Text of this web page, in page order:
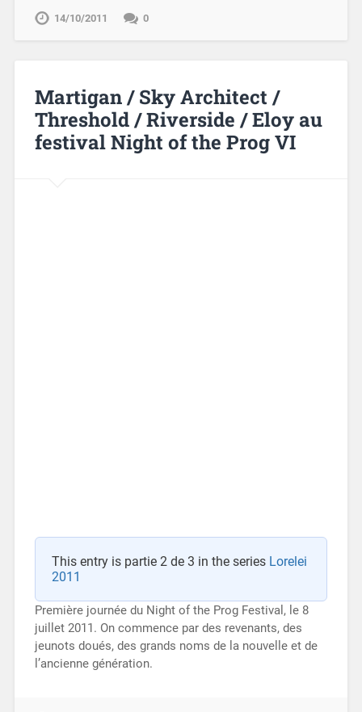
14/10/2011 0
Martigan / Sky Architect /
Threshold / Riverside / Eloy au
festival Night of the Prog VI
This entry is partie 2 de 3 in the series Lorelei
2011
Première journée du Night of the Prog Festival, le 8
juillet 2011. On commence par des revenants, des
jeunots doués, des grands noms de la nouvelle et de
l’ancienne génération.